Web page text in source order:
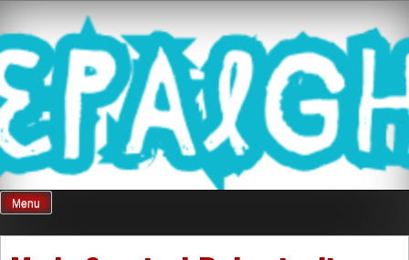
content
Mnepalghopa
Review Game
Terkini Paling
Menu